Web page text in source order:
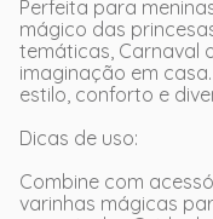
Perfeita para
mágico das
temáticas, Carnaval
imaginação em
estilo, conforto e
Dicas de uso:
Combine com
varinhas mágicas